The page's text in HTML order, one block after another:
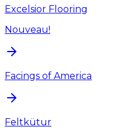
Excelsior Flooring
Nouveau!
Facings of America
Feltkütur